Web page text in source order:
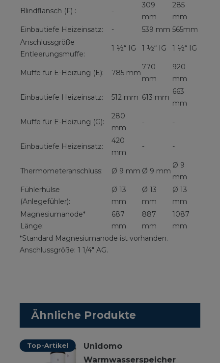
Blindflansch (F) : -
309
mm
285
mm
Einbautiefe Heizeinsatz:
- 539 mm 565mm
Anschlussgröße
Entleerungsmuffe:
1 ½“ IG 1 ½“ IG 1 ½“ IG
Muffe für E-Heizung (E): 785 mm
770
mm
920
mm
Einbautiefe Heizeinsatz: 512 mm 613 mm
663
mm
Muffe für E-Heizung (G):
280
mm
- -
Einbautiefe Heizeinsatz:
420
mm
- -
Thermometeranschluss: Ø 9 mm Ø 9 mm
Ø 9
mm
Fühlerhülse
(Anlegefühler):
Ø 13
mm
Ø 13
mm
Ø 13
mm
Magnesiumanode*
Länge:
687
mm
887
mm
1087
mm
*Standard Magnesiumanode ist vorhanden.
Anschlussgröße: 1 1/4" AG.
Ähnliche Produkte
Top-Artikel
Unidomo
Warmwasserspeicher